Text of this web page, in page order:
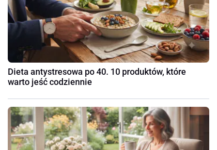
Dieta antystresowa po 40. 10 produktów, które
warto jeść codziennie